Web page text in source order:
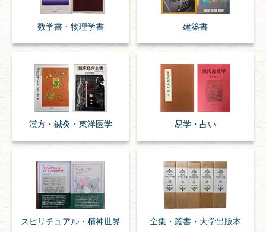
数学書・ 物理学書 建築書
漢方・ 鍼灸・ 東洋医学 易学・ 占い
スピリチュアル・ 精神世界 全集・ 叢書・ 大学出版本